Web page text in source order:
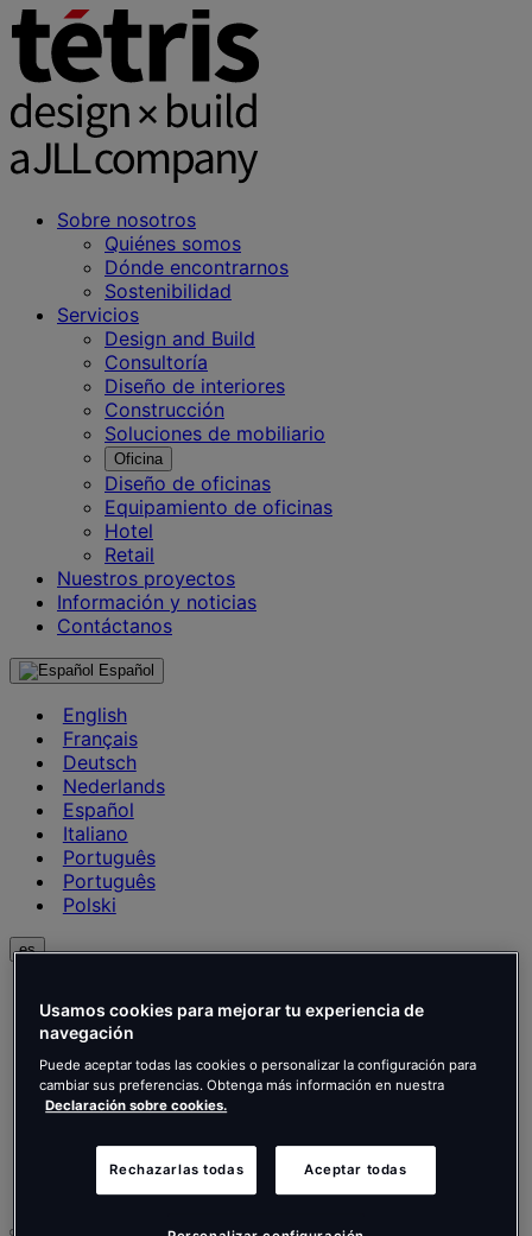
Sobre nosotros
Quiénes somos
Dónde encontrarnos
Sostenibilidad
Servicios
Design and Build
Consultoría
Diseño de interiores
Construcción
Soluciones de mobiliario
Oficina
Diseño de oficinas
Equipamiento de oficinas
Hotel
Retail
Nuestros proyectos
Información y noticias
Contáctanos
Español
English
Français
Deutsch
Nederlands
Español
Italiano
Português
Português
Polski
es
Français
Deutsch
Nederlands
Español
Italiano
Português
Usamos cookies para mejorar tu experiencia de
navegación
Puede aceptar todas las cookies o personalizar la configuración para
cambiar sus preferencias. Obtenga más información en nuestra
Declaración sobre cookies.
Rechazarlas todas Aceptar todas